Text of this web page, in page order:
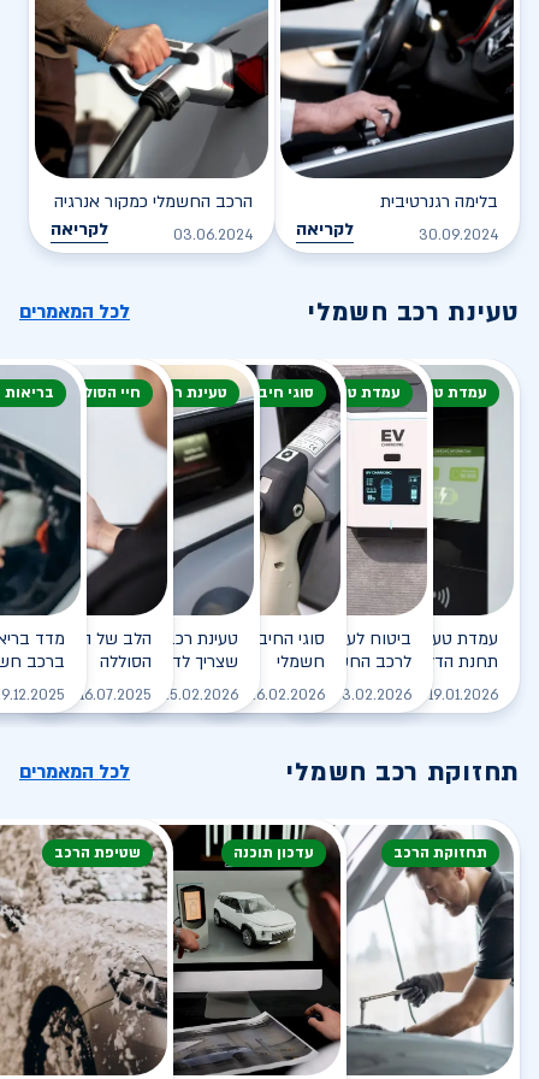
בלימה רגנרטיבית
30.09.2024 לקריאה
הרכב החשמלי כמקור אנרגיה
03.06.2024 לקריאה
טעינת רכב חשמלי לכל המאמרים
עמדת טעינה
עמדת טעינה - הסוף של
תחנת הדלק?
19.01.2026 לקריאה
עמדת טעינה
ביטוח לעמדת טעינה ביתית
לרכב החשמלי
03.02.2026 לקריאה
סוגי חיבור
סוגי החיבורים לטעינת רכב
חשמלי
26.02.2026 לקריאה
טעינת רכב חשמלי
טעינת רכב חשמלי - כל מה
שצריך לדעת
25.02.2026 לקריאה
חיי הסוללה
הלב של הרכב
הסוללה
16.07.2025
ברכב
תחזוקת רכב חשמלי לכל המאמרים
תחזוקת הרכב עדכון תוכנה שטיפת הרכב